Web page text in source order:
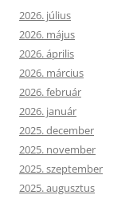
2026. július
2026. május
2026. április
2026. március
2026. február
2026. január
2025. december
2025. november
2025. szeptember
2025. augusztus